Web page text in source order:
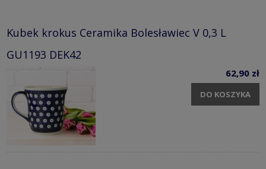
Kubek krokus Ceramika Bolesławiec V 0,3 L
GU1193 DEK42
62,90 zł
DO KOSZYKA